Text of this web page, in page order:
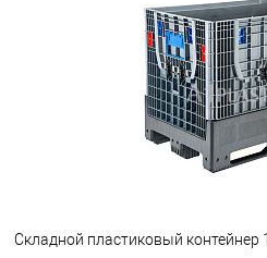
Складной пластиковый